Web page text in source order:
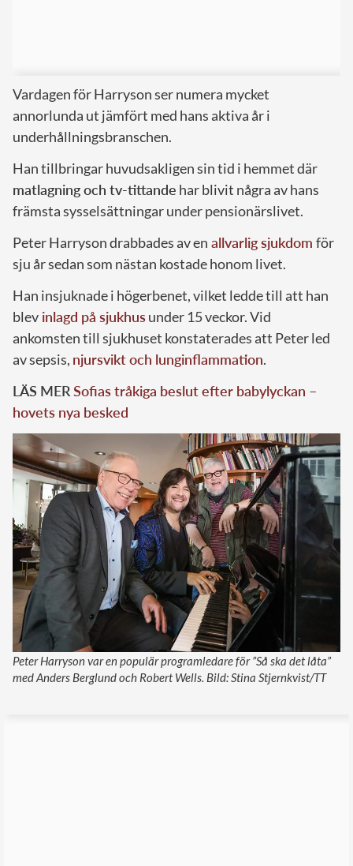
Vardagen för Harryson ser numera mycket
annorlunda ut jämfört med hans aktiva år i
underhållningsbranschen.
Han tillbringar huvudsakligen sin tid i hemmet där
matlagning och tv-tittande har blivit några av hans
främsta sysselsättningar under pensionärslivet.
Peter Harryson drabbades av en allvarlig sjukdom för
sju år sedan som nästan kostade honom livet.
Han insjuknade i högerbenet, vilket ledde till att han
blev inlagd på sjukhusunder 15 veckor. Vid
ankomsten till sjukhuset konstaterades att Peter led
av sepsis, njursvikt och lunginflammation.
LÄS MERSofias tråkiga beslut efter babylyckan –
hovets nya besked
Peter Harryson var en populär programledare för ”Så ska det låta”
med Anders Berglund och Robert Wells. Bild: Stina Stjernkvist/TT